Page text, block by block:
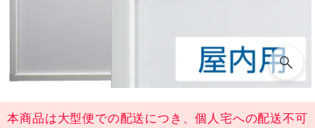
本商品は大型便での配送につき、個人宅への配送不可